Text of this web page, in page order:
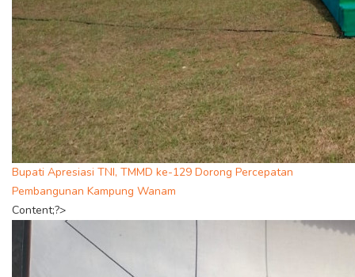
Bupati Apresiasi TNI, TMMD ke-129 Dorong Percepatan
Pembangunan Kampung Wanam
Content;?>